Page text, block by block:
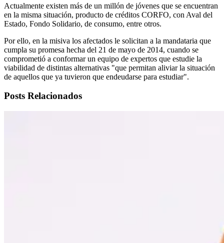
Actualmente existen más de un millón de jóvenes que se encuentran
en la misma situación, producto de créditos CORFO, con Aval del
Estado, Fondo Solidario, de consumo, entre otros.
Por ello, en la misiva los afectados le solicitan a la mandataria que
cumpla su promesa hecha del 21 de mayo de 2014, cuando se
comprometió a conformar un equipo de expertos que estudie la
viabilidad de distintas alternativas "que permitan aliviar la situación
de aquellos que ya tuvieron que endeudarse para estudiar".
Posts Relacionados